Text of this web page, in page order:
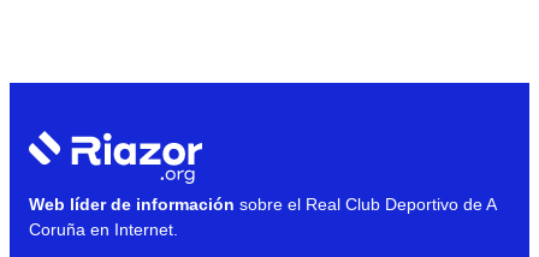
Web líder de información sobre el Real Club Deportivo de A
Coruña en Internet.